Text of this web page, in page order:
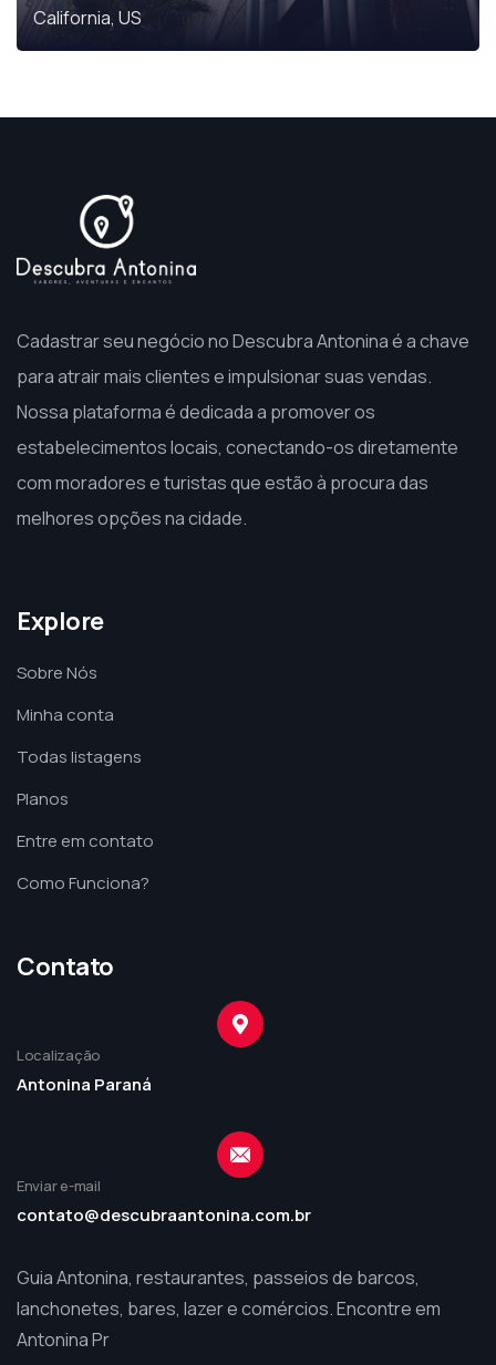
California, US
Cadastrar seu negócio no Descubra Antonina é a chave
para atrair mais clientes e impulsionar suas vendas.
Nossa plataforma é dedicada a promover os
estabelecimentos locais, conectando-os diretamente
com moradores e turistas que estão à procura das
melhores opções na cidade.
Explore
Sobre Nós
Minha conta
Todas listagens
Planos
Entre em contato
Como Funciona?
Contato
Localização
Antonina Paraná
Enviar e-mail
contato@descubraantonina.com.br
Guia Antonina, restaurantes, passeios de barcos,
lanchonetes, bares, lazer e comércios. Encontre em
Antonina Pr